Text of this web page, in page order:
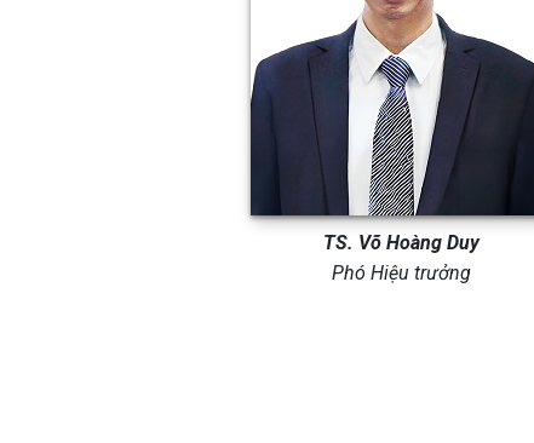
TS. Võ Hoàng Duy
Phó Hiệu trưởng